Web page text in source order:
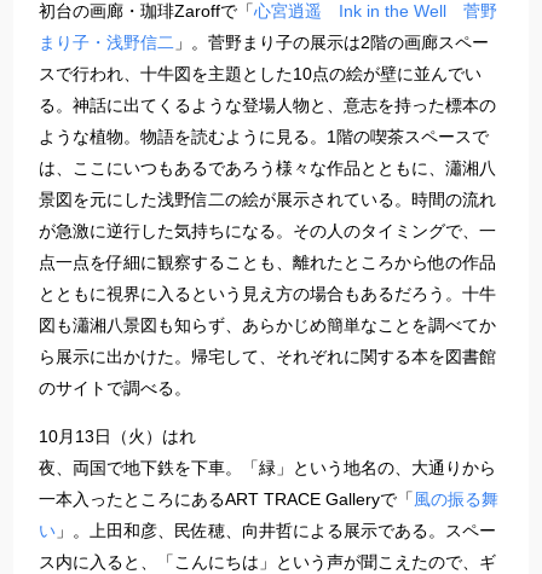
初台の画廊・珈琲Zaroffで「心宮逍遥 Ink in the Well 菅野
まり子・浅野信二」。菅野まり子の展示は2階の画廊スペー
スで行われ、十牛図を主題とした10点の絵が壁に並んでい
る。神話に出てくるような登場人物と、意志を持った標本の
ような植物。物語を読むように見る。1階の喫茶スペースで
は、ここにいつもあるであろう様々な作品とともに、瀟湘八
景図を元にした浅野信二の絵が展示されている。時間の流れ
が急激に逆行した気持ちになる。その人のタイミングで、一
点一点を仔細に観察することも、離れたところから他の作品
とともに視界に入るという見え方の場合もあるだろう。十牛
図も瀟湘八景図も知らず、あらかじめ簡単なことを調べてか
ら展示に出かけた。帰宅して、それぞれに関する本を図書館
のサイトで調べる。
10月13日（火）はれ
夜、両国で地下鉄を下車。「緑」という地名の、大通りから
一本入ったところにあるART TRACE Galleryで「風の振る舞
い」。上田和彦、民佐穂、向井哲による展示である。スペー
ス内に入ると、「こんにちは」という声が聞こえたので、ギ